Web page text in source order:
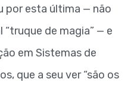
por esta última — não
de magia” — e
em Sistemas de
que a seu ver “são os